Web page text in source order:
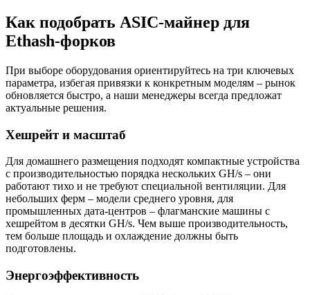
Как подобрать ASIC-майнер для
Ethash-форков
При выборе оборудования ориентируйтесь на три ключевых
параметра, избегая привязки к конкретным моделям – рынок
обновляется быстро, а наши менеджеры всегда предложат
актуальные решения.
Хешрейт и масштаб
Для домашнего размещения подходят компактные устройства
с производительностью порядка нескольких GH/s – они
работают тихо и не требуют специальной вентиляции. Для
небольших ферм – модели среднего уровня, для
промышленных дата-центров – флагманские машины с
хешрейтом в десятки GH/s. Чем выше производительность,
тем больше площадь и охлаждение должны быть
подготовлены.
Энергоэффективность